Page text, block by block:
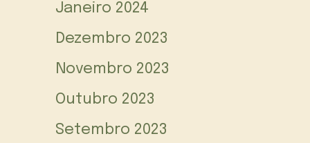
Janeiro 2024
Dezembro 2023
Novembro 2023
Outubro 2023
Setembro 2023